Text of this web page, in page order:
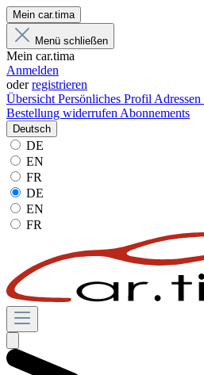
Mein car.tima
Menü schließen
Mein car.tima
Anmelden
oderregistrieren
Übersicht Persönliches Profil Adressen
Bestellung widerrufen Abonnements
Deutsch
DE
EN
FR
DE
EN
FR